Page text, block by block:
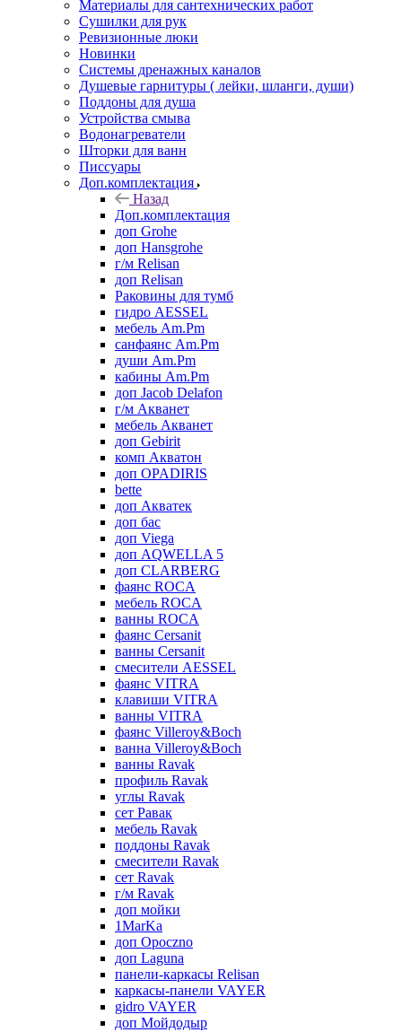
Материалы для сантехнических работ
Сушилки для рук
Ревизионные люки
Новинки
Системы дренажных каналов
Душевые гарнитуры ( лейки, шланги, души)
Поддоны для душа
Устройства смыва
Водонагреватели
Шторки для ванн
Писсуары
Доп.комплектация
Назад
Доп.комплектация
доп Grohe
доп Hansgrohe
г/м Relisan
доп Relisan
Раковины для тумб
гидро AESSEL
мебель Am.Pm
санфаянс Am.Pm
души Am.Pm
кабины Am.Pm
доп Jacob Delafon
г/м Акванет
мебель Акванет
доп Gebirit
комп Акватон
доп OPADIRIS
bette
доп Акватек
доп бас
доп Viega
доп AQWELLA 5
доп CLARBERG
фаянс ROCA
мебель ROCA
ванны ROCA
фаянс Cersanit
ванны Cersanit
смесители AESSEL
фаянс VITRA
клавиши VITRA
ванны VITRA
фаянс Villeroy&Boch
ванна Villeroy&Boch
ванны Ravak
профиль Ravak
углы Ravak
сет Равак
мебель Ravak
поддоны Ravak
смесители Ravak
сет Ravak
г/м Ravak
доп мойки
1MarKa
доп Opoczno
доп Laguna
панели-каркасы Relisan
каркасы-панели VAYER
gidro VAYER
доп Мойдодыр